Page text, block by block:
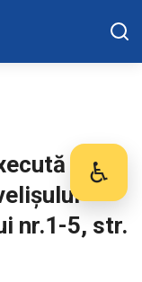
♿
nr.1-5, str.